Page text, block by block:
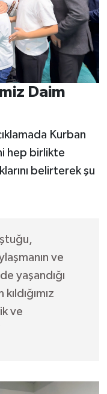
Daim
Kurban
hep birlikte
belirterek şu
ve
yaşandığı
ve